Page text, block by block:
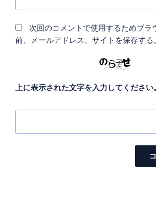
次回のコメントで使用するためブラ
前、メールアドレス、サイトを保存する
上に表示された文字を入力してください